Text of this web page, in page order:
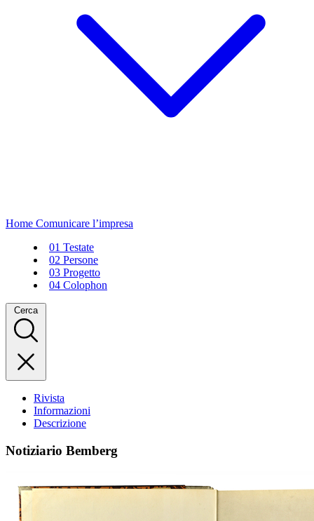
Home Comunicare l’impresa
01 Testate
02 Persone
03 Progetto
04 Colophon
Cerca
Rivista
Informazioni
Descrizione
Notiziario Bemberg